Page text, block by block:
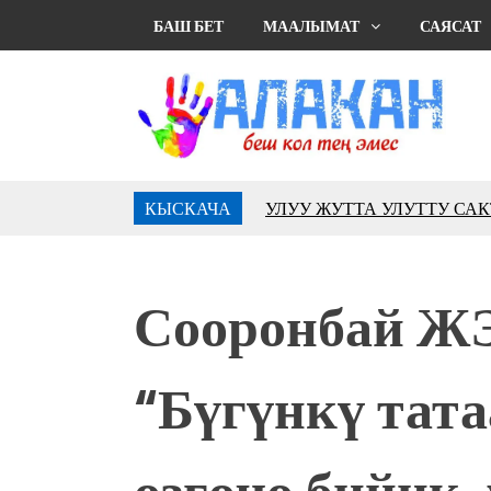
БАШ БЕТ МААЛЫМАТ САЯСАТ
КЫСКАЧА
УЛУУ ЖУТТА УЛУТТУ
Аида САЛЯНОВА: "Кыргыз
президенти болуп
үчүн, улуу көч уланышы үчүн
“Китепкана түнγ-2026”:
менен жолугушууга
Сооронбай
“Бүгүнкү